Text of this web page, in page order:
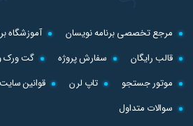
مرجع تخصصی برنامه نویسان
آموزشگاه
قالب رایگان
سفارش پروژه
گت ورک
موتور جستجو
تاپ لرن قوانین سایت
سوالات متداول